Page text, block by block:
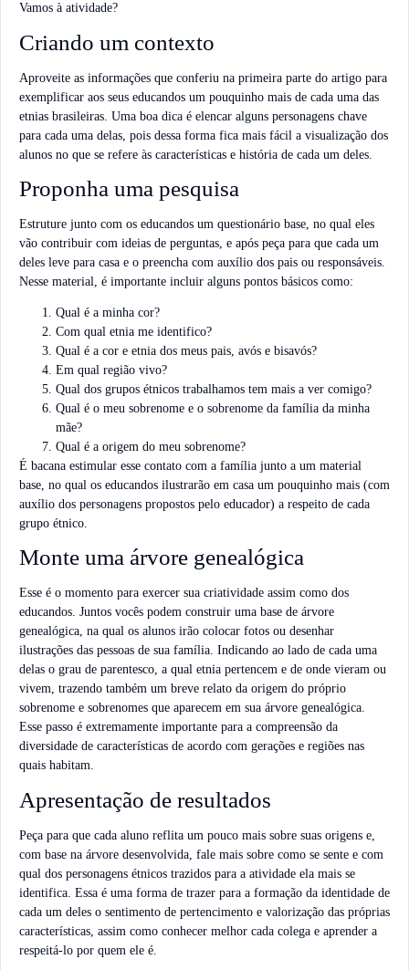
Vamos à atividade?
Criando um contexto
Aproveite as informações que conferiu na primeira parte do artigo para
exemplificar aos seus educandos um pouquinho mais de cada uma das
etnias brasileiras. Uma boa dica é elencar alguns personagens chave
para cada uma delas, pois dessa forma fica mais fácil a visualização dos
alunos no que se refere às características e história de cada um deles.
Proponha uma pesquisa
Estruture junto com os educandos um questionário base, no qual eles
vão contribuir com ideias de perguntas, e após peça para que cada um
deles leve para casa e o preencha com auxílio dos pais ou responsáveis.
Nesse material, é importante incluir alguns pontos básicos como:
Qual é a minha cor?
Com qual etnia me identifico?
Qual é a cor e etnia dos meus pais, avós e bisavós?
Em qual região vivo?
Qual dos grupos étnicos trabalhamos tem mais a ver comigo?
Qual é o meu sobrenome e o sobrenome da família da minha
mãe?
Qual é a origem do meu sobrenome?
É bacana estimular esse contato com a família junto a um material
base, no qual os educandos ilustrarão em casa um pouquinho mais (com
auxílio dos personagens propostos pelo educador) a respeito de cada
grupo étnico.
Monte uma árvore genealógica
Esse é o momento para exercer sua criatividade assim como dos
educandos. Juntos vocês podem construir uma base de árvore
genealógica, na qual os alunos irão colocar fotos ou desenhar
ilustrações das pessoas de sua família. Indicando ao lado de cada uma
delas o grau de parentesco, a qual etnia pertencem e de onde vieram ou
vivem, trazendo também um breve relato da origem do próprio
sobrenome e sobrenomes que aparecem em sua árvore genealógica.
Esse passo é extremamente importante para a compreensão da
diversidade de características de acordo com gerações e regiões nas
quais habitam.
Apresentação de resultados
Peça para que cada aluno reflita um pouco mais sobre suas origens e,
com base na árvore desenvolvida, fale mais sobre como se sente e com
qual dos personagens étnicos trazidos para a atividade ela mais se
identifica. Essa é uma forma de trazer para a formação da identidade de
cada um deles o sentimento de pertencimento e valorização das próprias
características, assim como conhecer melhor cada colega e aprender a
respeitá-lo por quem ele é.